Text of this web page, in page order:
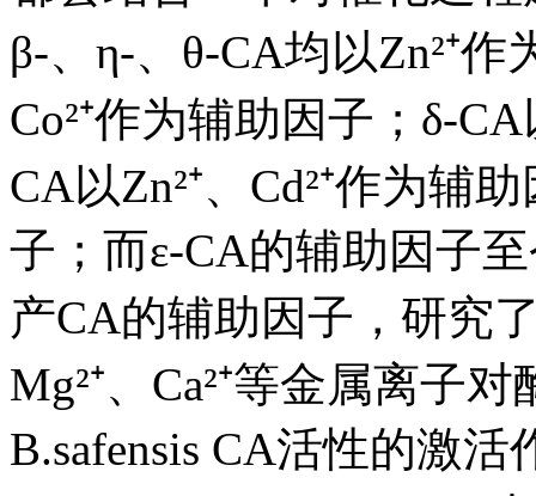
β-、η-、θ-CA均以Zn²⁺作
Co²⁺作为辅助因子；δ-
CA以Zn²⁺、Cd²⁺作为辅
子；而ε-CA的辅助因子
产CA的辅助因子，研究了
Mg²⁺、Ca²⁺等金属离子
B.safensis CA活性的激活